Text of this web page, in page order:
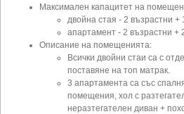
Максимален капацитет на
двойна стая - 2 възрастни +
апартамент - 2 възрастни +
Описание на помещенията:
Всички двойни стаи са с
поставяне на топ матрак.
3 апартамента са със
помещения, хол с
неразтегателен диван +